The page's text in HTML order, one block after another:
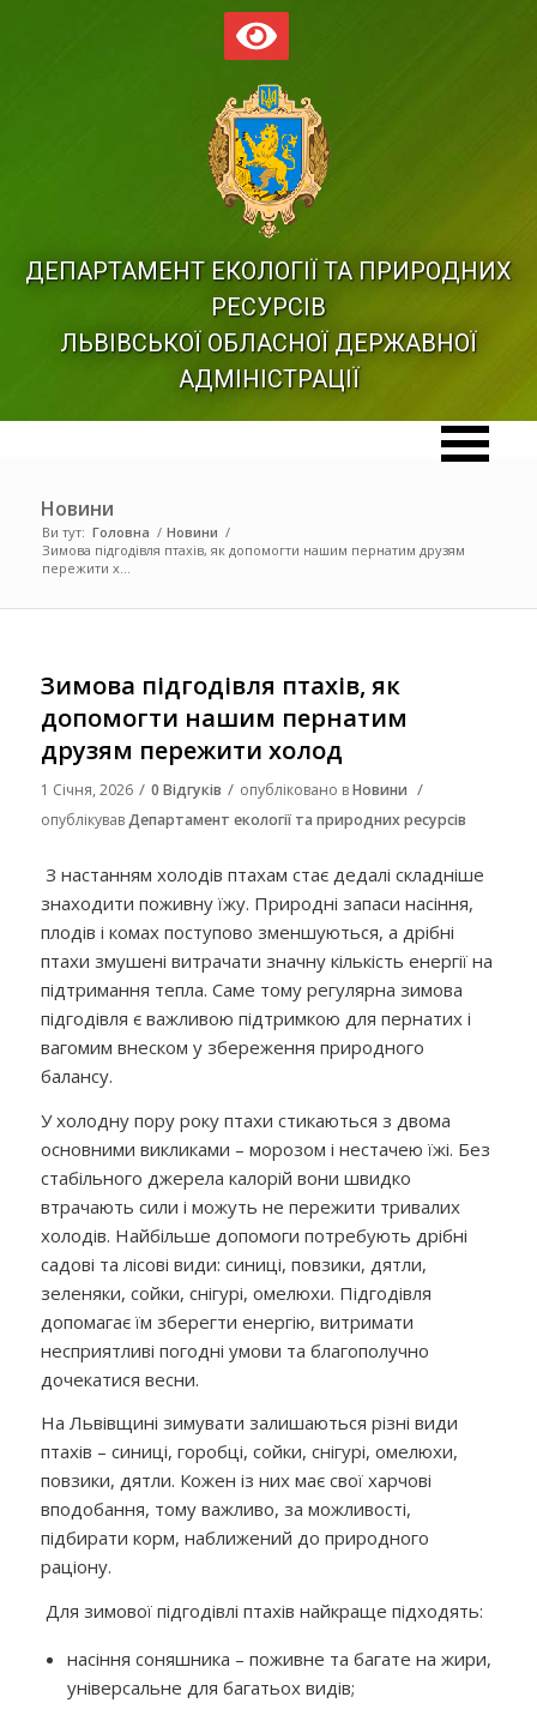
ДЕПАРТАМЕНТ ЕКОЛОГІЇ ТА ПРИРОДНИХ
РЕСУРСІВ
ЛЬВІВСЬКОЇ ОБЛАСНОЇ ДЕРЖАВНОЇ
АДМІНІСТРАЦІЇ
Новини
Ви тут: Головна / Новини /
Зимова підгодівля птахів, як допомогти нашим пернатим друзям
пережити х...
Зимова підгодівля птахів, як
допомогти нашим пернатим
друзям пережити холод
1 Січня, 2026 / 0 Відгуків / опубліковано вНовини /
опублікувавДепартамент екології та природних ресурсів
З настанням холодів птахам стає дедалі складніше
знаходити поживну їжу. Природні запаси насіння,
плодів і комах поступово зменшуються, а дрібні
птахи змушені витрачати значну кількість енергії на
підтримання тепла. Саме тому регулярна зимова
підгодівля є важливою підтримкою для пернатих і
вагомим внеском у збереження природного
балансу.
У холодну пору року птахи стикаються з двома
основними викликами – морозом і нестачею їжі. Без
стабільного джерела калорій вони швидко
втрачають сили і можуть не пережити тривалих
холодів. Найбільше допомоги потребують дрібні
садові та лісові види: синиці, повзики, дятли,
зеленяки, сойки, снігурі, омелюхи. Підгодівля
допомагає їм зберегти енергію, витримати
несприятливі погодні умови та благополучно
дочекатися весни.
На Львівщині зимувати залишаються різні види
птахів – синиці, горобці, сойки, снігурі, омелюхи,
повзики, дятли. Кожен із них має свої харчові
вподобання, тому важливо, за можливості,
підбирати корм, наближений до природного
раціону.
Для зимової підгодівлі птахів найкраще підходять:
насіння соняшника – поживне та багате на жири,
універсальне для багатьох видів;